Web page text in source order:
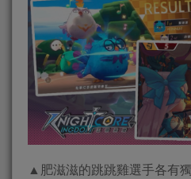
▲肥滋滋的跳跳雞選手各有